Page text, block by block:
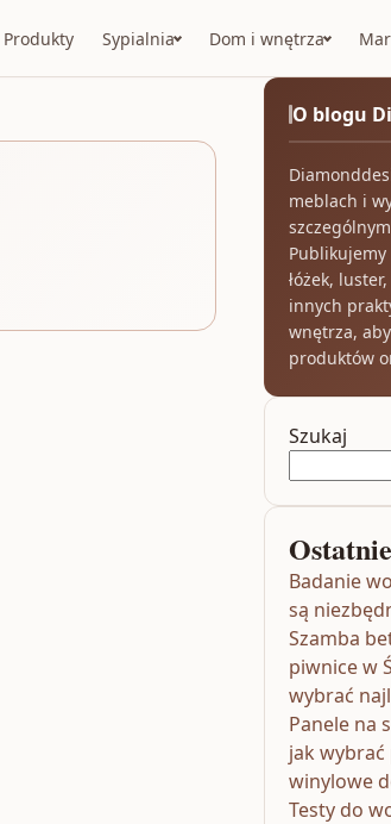
Produkty Sypialnia Dom i wnętrza
O blogu
meblach i
łóżek,
innych
wnętrza,
produktów
Szukaj
Badanie
są
Szamba
piwnice w
wybrać
Panele na
jak wybrać
winylowe
Testy do